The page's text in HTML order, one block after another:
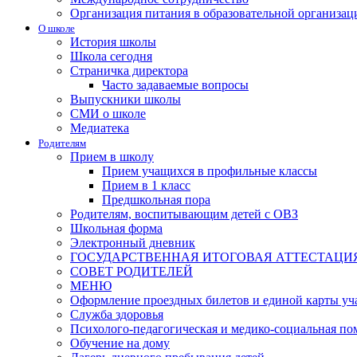
Организация питания в образовательной
О школе
История школы
Школа сегодня
Страничка директора
Часто задаваемые вопросы
Выпускники школы
СМИ о школе
Медиатека
Родителям
Прием в школу
Прием учащихся в профильные классы
Прием в 1 класс
Предшкольная пора
Родителям, воспитывающим детей с ОВЗ
Школьная форма
Электронный дневник
ГОСУДАРСТВЕННАЯ ИТОГОВАЯ
СОВЕТ РОДИТЕЛЕЙ
МЕНЮ
Оформление проездных билетов и единой карты
Служба здоровья
Психолого-педагогическая и медико-социальная
Обучение на дому